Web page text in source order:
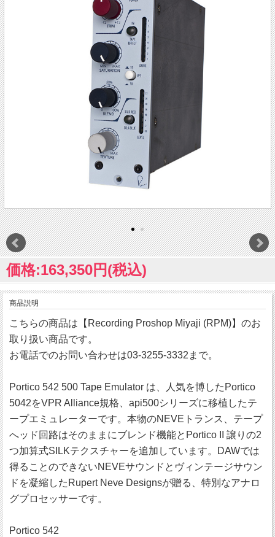
価格:163,350円(税込)
商品説明
こちらの商品は【Recording Proshop Miyaji (RPM)】のお
取り扱い商品です。
お電話でのお問い合わせは03-3255-3332まで。
Portico 542 500 Tape Emulator は、人気を博したPortico
5042をVPR Alliance規格、api500シリーズに移植したテ
ープエミュレーターです。本物のNEVEトランス、テープ
へッド回路はそのままにブレンド機能とPortico II 譲りの2
つ加算式SILKテクスチャーを追加しています。DAWでは
得ることのできないNEVEサウンドとヴィンテージサウン
ドを凝縮したRupert Neve Designsが贈る、特別なアナロ
グプロセッサーです。
Portico 542